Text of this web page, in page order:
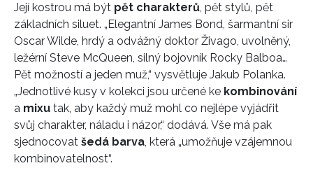
Její kostrou má být pět charakterů , pět stylů, pět
základních siluet. „Elegantní James Bond, šarmantní sir
Oscar Wilde, hrdý a odvážný doktor Živago, uvolněný,
ležérní Steve McQueen, silný bojovník Rocky Balboa…
Pět možností a jeden muž,“ vysvětluje Jakub Polanka.
„Jednotlivé kusy v kolekci jsou určené ke kombinování
a mixu tak, aby každý muž mohl co nejlépe vyjádřit
svůj charakter, náladu i názor,“ dodává. Vše má pak
sjednocovat šedá barva , která „umožňuje vzájemnou
kombinovatelnost“.